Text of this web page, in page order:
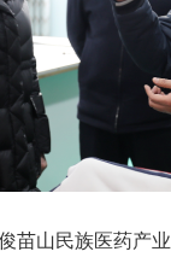
苗山民族医药产